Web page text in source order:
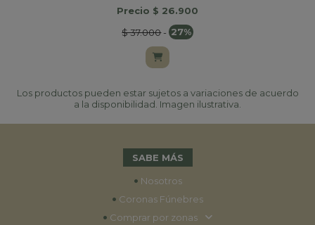
Precio $ 26.900
$ 37.000- 27%
Los productos pueden estar sujetos a variaciones de acuerdo
a la disponibilidad. Imagen ilustrativa.
SABE MÁS
• Nosotros
• Coronas Fúnebres
• Comprar por zonas